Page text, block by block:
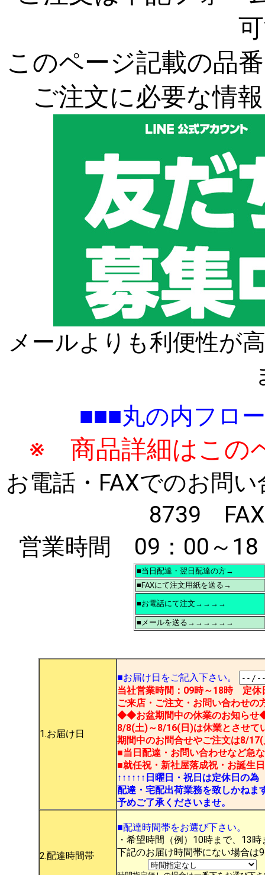
このページ記載の品
ご注文に必要な情
メールよりも利便性が
■■■丸の内フロ
※ 商品詳細はこの
お電話・FAXでのお問
8739 FAX
営業時間 09：00～
■当日配達・翌日配達の方→
■FAXにて注文用紙を送る→
■お電話にて注文→→→→
■メールを送る→→→→→→
1.お届け日
■お届け日をご記入下さい。
当社営業時間：09時～18時 定休
ご来店・ご注文・お問い合わせの
◆◆お盆期間中の休業のお知ら
8/8(土)～8/16(日)は休業とさせて
期間中のお問合せやご注文は8/
■当日配達・お問い合わせなど急
■就任祝・新社屋落成祝・お誕生
↑↑↑↑↑↑日曜日・祝日は定休日の為
配達・宅配出荷業務を致しかねま
予めご了承くださいませ。
2.配達時間帯
■配達時間帯をお選び下さい。
・希望時間（例）10時まで、13
下記のお届け時間帯にない場合は